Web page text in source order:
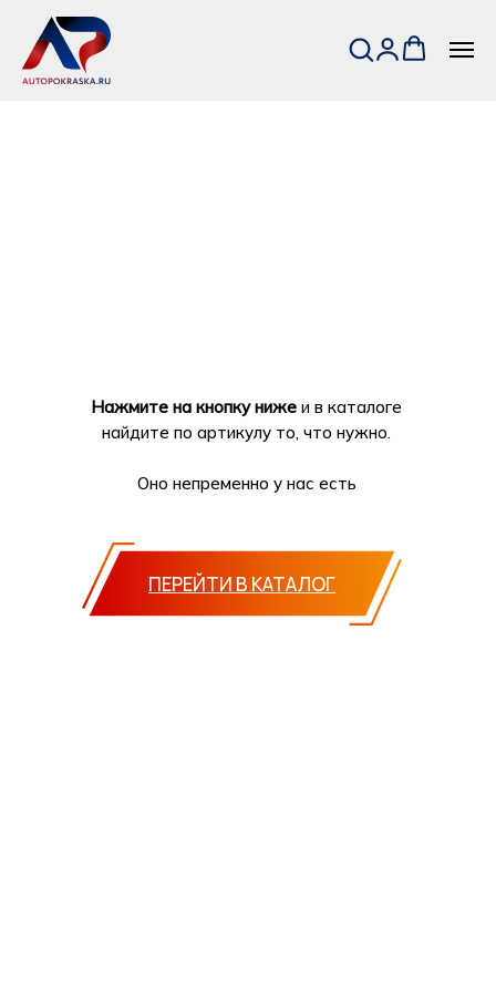
ПЕРЕЙТИ В КАТАЛОГ
Нажмите на кнопку ниже и в каталоге
найдите по артикулу то, что нужно.
Оно непременно у нас есть